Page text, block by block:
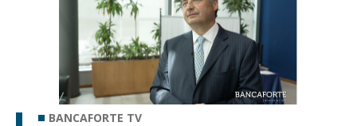
BANCAFORTE TV